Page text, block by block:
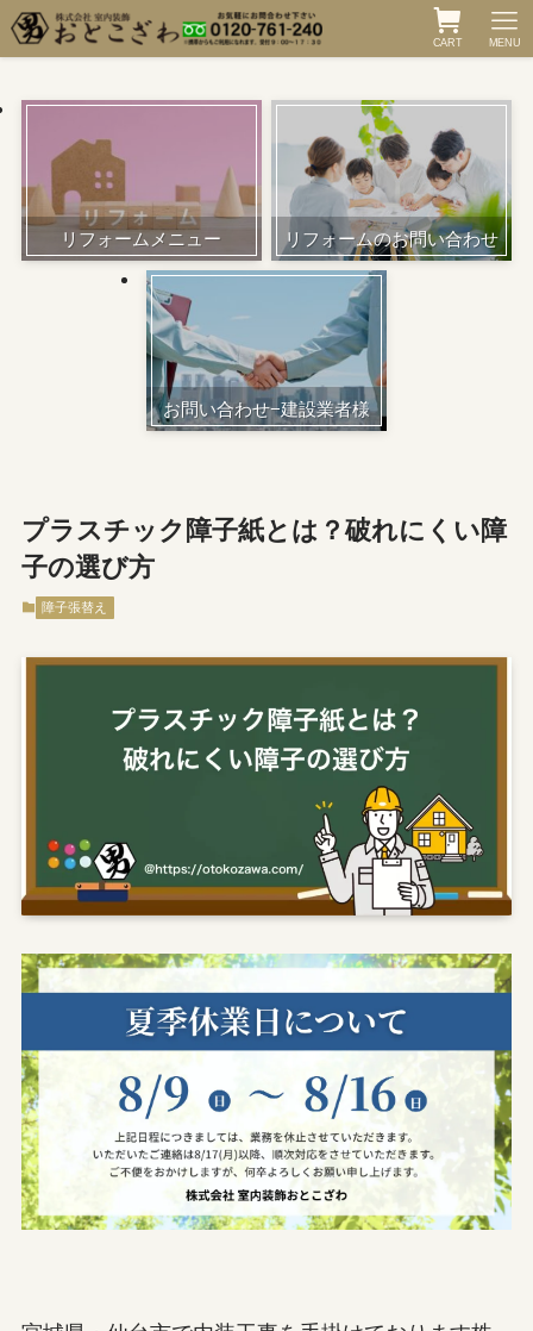
CART MENU
リフォームメニュー リフォームのお問い合わせ
お問い合わせ−建設業者様
プラスチック障子紙とは？破れにくい障
子の選び方
障子張替え